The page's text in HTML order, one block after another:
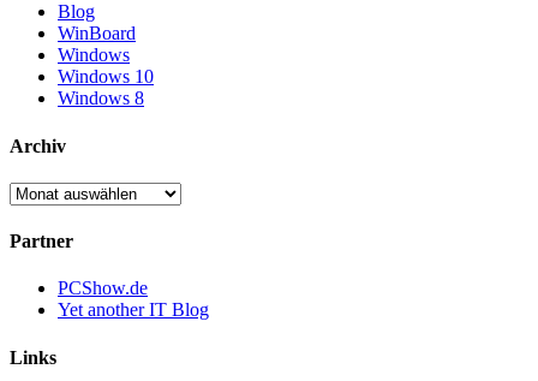
Blog
WinBoard
Windows
Windows 10
Windows 8
Archiv
Archiv
Partner
PCShow.de
Yet another IT Blog
Links